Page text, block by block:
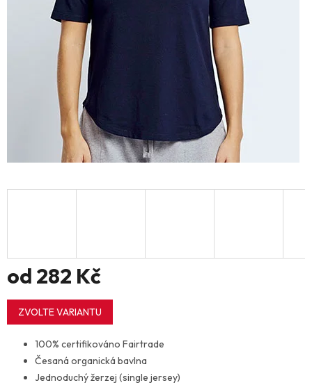
od 282 Kč
Měrná
cena:
ZVOLTE VARIANTU
100% certifikováno Fairtrade
Česaná organická bavlna
Jednoduchý žerzej (single jersey)